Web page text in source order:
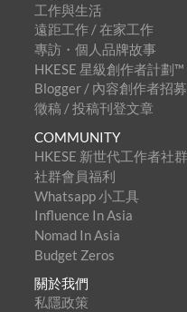
工作與生活
遠距工作 / 在家工作
專訪・個人品牌故事
HKESE 星級創作者計劃™
Blogger / 內容創作者招募
徵稿 / 投稿刊登文章
COMMUNITY
HKESE 新世代工作者社
社群會員福利
Whatsapp 小工具
Influence In Asia
Nomad In Asia
Budget Zeros
關於我們
私隱政策